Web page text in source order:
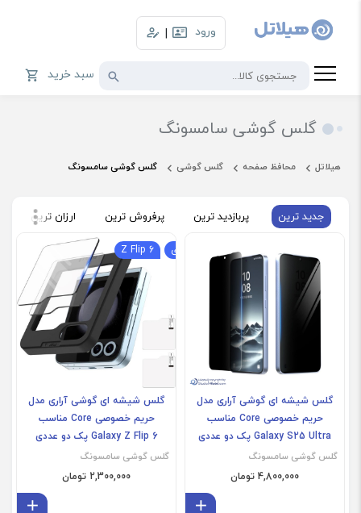
ورود |
سبد خرید
گلس گوشی سامسونگ
هیلاتل محافظ صفحه گلس گوشی گلس گوشی سامسونگ
جدید ترین پربازدید ترین پرفروش ترین ارزان ترین
گلس شیشه ای گوشی آراری مدل
حریم خصوصی Core مناسب
Galaxy S25 Ultra پک دو عددی
گلس گوشی سامسونگ
4,800,000 تومان
حریم خصوصی پک دو عددی Z Flip 6
گلس شیشه ای گوشی آراری مدل
حریم خصوصی Core مناسب
Galaxy Z Flip 6 پک دو عددی
گلس گوشی سامسونگ
2,300,000 تومان